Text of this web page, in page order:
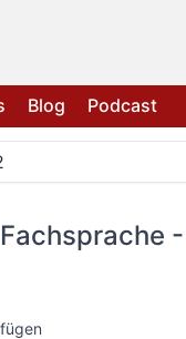
Blog Podcast